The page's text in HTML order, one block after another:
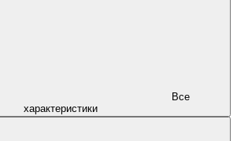
характеристики